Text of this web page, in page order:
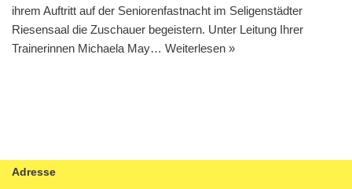
ihrem Auftritt auf der Seniorenfastnacht im Seligenstädter
Riesensaal die Zuschauer begeistern. Unter Leitung Ihrer
Trainerinnen Michaela May… Weiterlesen »
Adresse